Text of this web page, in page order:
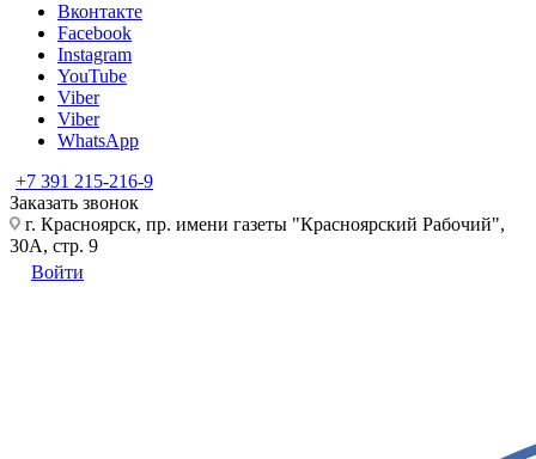
Вконтакте
Facebook
Instagram
YouTube
Viber
Viber
WhatsApp
+7 391 215-216-9
Заказать звонок
г. Красноярск, пр. имени газеты "Красноярский Рабочий",
30А, стр. 9
Войти